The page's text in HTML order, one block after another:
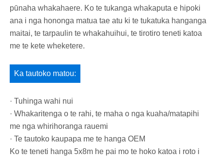
pūnaha whakahaere. Ko te tukanga whakaputa e hipoki
ana i nga hononga matua tae atu ki te tukatuka hanganga
maitai, te tarpaulin te whakahuihui, te tirotiro teneti katoa
me te kete wheketere.
Ka tautoko matou:
· Tuhinga wahi nui
· Whakaritenga o te rahi, te maha o nga kuaha/matapihi
me nga whirihoranga rauemi
· Te tautoko kaupapa me te hanga OEM
Ko te teneti hanga 5x8m he pai mo te hoko katoa i roto i